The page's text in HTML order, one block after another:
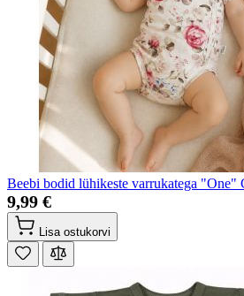
Beebi bodid lühikeste varrukatega
9,99 €
Lisa ostukorvi